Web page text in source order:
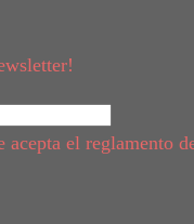
acepta el reglamento